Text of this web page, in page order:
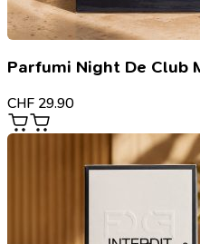
Parfumi Night De Club
CHF 29.90